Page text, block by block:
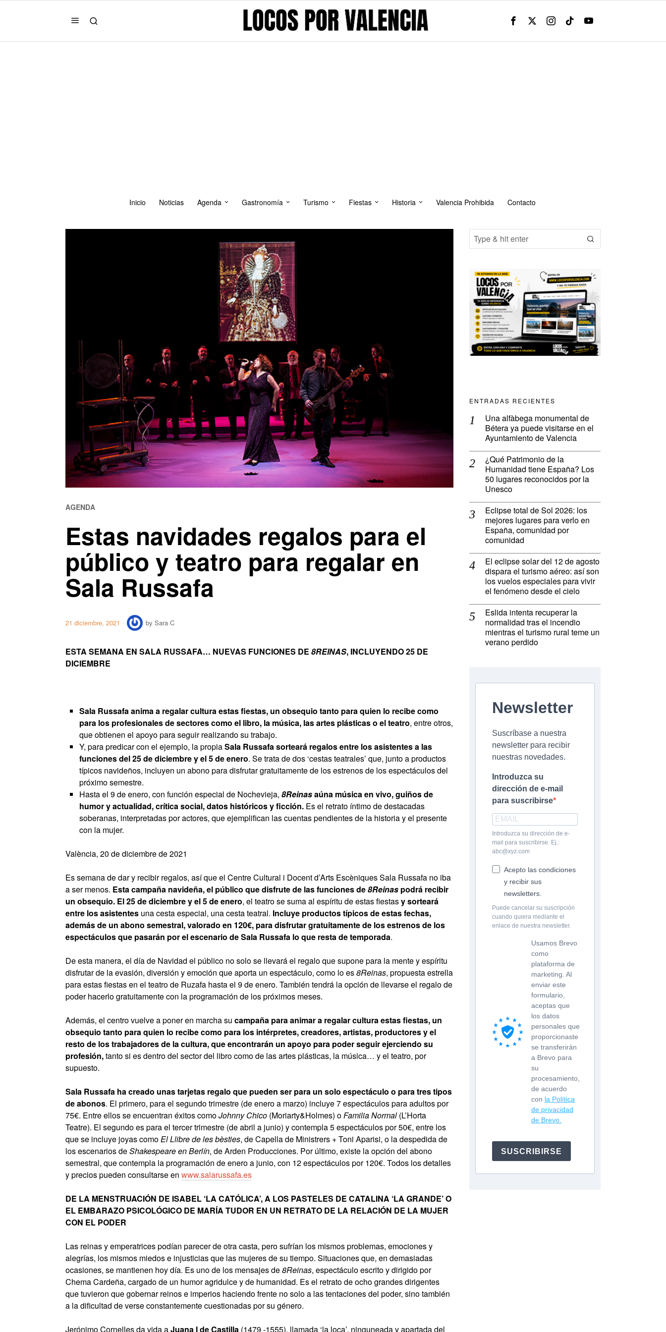
Inicio Noticias Agenda Gastronomía Turismo Fiestas Historia Valencia Prohibida Contacto
AGENDA
Estas navidades regalos para el
público y teatro para regalar en
Sala Russafa
21 diciembre, 2021 by Sara C
ESTA SEMANA EN SALA RUSSAFA… NUEVAS FUNCIONES DE 8REINAS, INCLUYENDO 25 DE
DICIEMBRE
Sala Russafa anima a regalar cultura estas fiestas, un obsequio tanto para quien lo recibe como
para los profesionales de sectores como el libro, la música, las artes plásticas o el teatro, entre otros,
que obtienen el apoyo para seguir realizando su trabajo.
Y, para predicar con el ejemplo, la propiaSala Russafa sorteará regalos entre los asistentes a las
funciones del25 de diciembre y el 5 de enero. Se trata de dos ‘cestas teatrales’ que, junto a productos
típicos navideños, incluyen un abono para disfrutar gratuitamente de los estrenos de los espectáculos del
próximo semestre.
Hasta el 9 de enero, con función especial de Nochevieja, 8Reinasaúna música en vivo, guiños de
humor y actualidad, crítica social, datos históricos y ficción. Es el retrato íntimo de destacadas
soberanas, interpretadas por actores, que ejemplifican las cuentas pendientes de la historia y el presente
con la mujer.
València, 20 de diciembre de 2021
Es semana de dar y recibir regalos, así que el Centre Cultural i Docent d’Arts Escèniques Sala Russafa no iba
a ser menos. Esta campaña navideña, el público que disfrute de las funciones de8Reinas podrá recibir
un obsequio. El 25 de diciembre y el 5 de enero, el teatro se suma al espíritu de estas fiestasy sorteará
entre los asistentes una cesta especial, una cesta teatral. Incluye productos típicos de estas fechas,
además de un abono semestral, valorado en 120€, para disfrutar gratuitamente de los estrenos de los
espectáculos que pasarán por el escenario de Sala Russafa lo que resta de temporada.
De esta manera, el día de Navidad el público no solo se llevará el regalo que supone para la mente y espíritu
disfrutar de la evasión, diversión y emoción que aporta un espectáculo, como lo es8Reinas, propuesta estrella
para estas fiestas en el teatro de Ruzafa hasta el 9 de enero. También tendrá la opción de llevarse el regalo de
poder hacerlo gratuitamente con la programación de los próximos meses.
Además, el centro vuelve a poner en marcha su campaña para animar a regalar cultura estas fiestas, un
obsequio tanto para quien lo recibe como para los intérpretes, creadores, artistas, productores y el
resto de los trabajadores de la cultura, que encontrarán un apoyo para poder seguir ejerciendo su
profesión,tanto si es dentro del sector del libro como de las artes plásticas, la música… y el teatro, por
supuesto.
Sala Russafa ha creado unas tarjetas regalo que pueden ser para un solo espectáculo o para tres tipos
de abonos. El primero, para el segundo trimestre (de enero a marzo) incluye 7 espectáculos para adultos por
75€. Entre ellos se encuentran éxitos comoJohnny Chico (Moriarty&Holmes) oFamilia Normal (L’Horta
Teatre). El segundo es para el tercer trimestre (de abril a junio) y contempla 5 espectáculos por 50€, entre los
que se incluye joyas comoEl Llibre de les bèsties, de Capella de Ministrers + Toni Aparisi, o la despedida de
los escenarios deShakespeare en Berlín, de Arden Producciones. Por último, existe la opción del abono
semestral, que contempla la programación de enero a junio, con 12 espectáculos por 120€. Todos los detalles
y precios pueden consultarse en www.salarussafa.es
DE LA MENSTRUACIÓN DE ISABEL ‘LA CATÓLICA’, A LOS PASTELES DE CATALINA ‘LA GRANDE’ O
EL EMBARAZO PSICOLÓGICO DE MARÍA TUDOR EN UN RETRATO DE LA RELACIÓN DE LA MUJER
CON EL PODER
Las reinas y emperatrices podían parecer de otra casta, pero sufrían los mismos problemas, emociones y
alegrías, los mismos miedos e injusticias que las mujeres de su tiempo. Situaciones que, en demasiadas
ocasiones, se mantienen hoy día. Es uno de los mensajes de8Reinas, espectáculo escrito y dirigido por
Chema Cardeña, cargado de un humor agridulce y de humanidad. Es el retrato de ocho grandes dirigentes
que tuvieron que gobernar reinos e imperios haciendo frente no solo a las tentaciones del poder, sino también
a la dificultad de verse constantemente cuestionadas por su género.
Jerónimo Cornelles da vida aJuana I de Castilla (1479 -1555), llamada ‘la loca’, ninguneada y apartada del
ENTRADAS RECIENTES
Una alfàbega monumental de
Bétera ya puede visitarse en el
Ayuntamiento de Valencia
¿Qué Patrimonio de la
Humanidad tiene España? Los
50 lugares reconocidos por la
Unesco
Eclipse total de Sol 2026: los
mejores lugares para verlo en
España, comunidad por
comunidad
El eclipse solar del 12 de agosto
dispara el turismo aéreo: así son
los vuelos especiales para vivir
el fenómeno desde el cielo
Eslida intenta recuperar la
normalidad tras el incendio
mientras el turismo rural teme un
verano perdido
Newsletter
Suscríbase a nuestra
newsletter para recibir
nuestras novedades.
Introduzca su
dirección de e-mail
para suscribirse
Introduzca su dirección de e-
mail para suscribirse. Ej.:
abc@xyz.com
Acepto las condiciones
y recibir sus
newsletters.
Puede cancelar su suscripción
cuando quiera mediante el
enlace de nuestra newsletter.
Usamos Brevo
como
plataforma de
marketing. Al
enviar este
formulario,
aceptas que
los datos
personales que
proporcionaste
se transferirán
a Brevo para
su
procesamiento,
de acuerdo
con la Política
de privacidad
de Brevo.
SUSCRIBIRSE